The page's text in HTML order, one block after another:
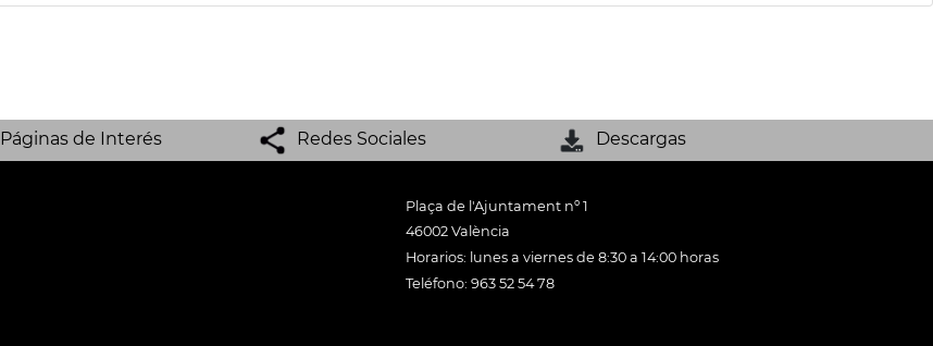
Páginas de Interés Redes Sociales Descargas
Plaça de l'Ajuntament nº 1
46002 València
Horarios: lunes a viernes de 8:30 a 14:00 horas
Teléfono: 963 52 54 78